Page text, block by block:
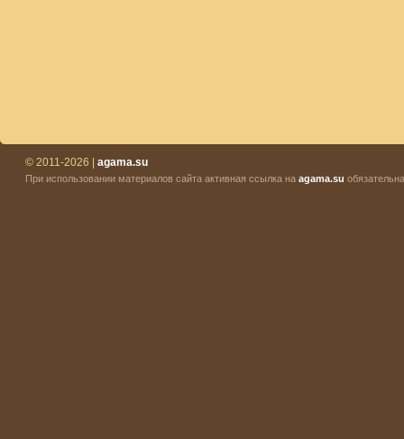
© 2011-2026 | agama.su
При использовании материалов сайта активная ссылка на agama.su